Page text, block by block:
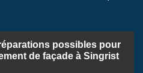
possibles pour
de façade à Singrist